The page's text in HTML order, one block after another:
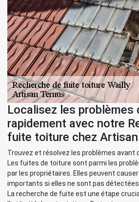
Localisez les problèmes
rapidement avec notre
fuite toiture chez
Trouvez et résolvez les problèmes avant
Les fuites de toiture sont parmi les
par les propriétaires. Elles peuvent
importants si elles ne sont pas
La recherche de fuite est une étape